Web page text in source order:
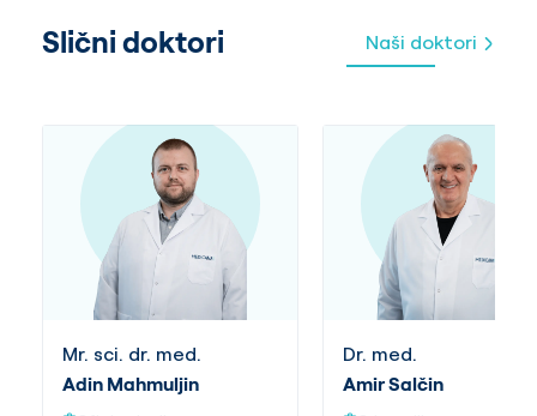
Slični doktori Naši doktori
Mr. sci. dr. med.
Adin Mahmuljin
Dr. med.
Amir Salčin